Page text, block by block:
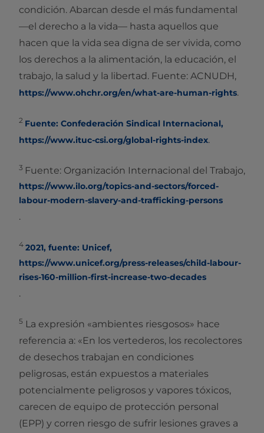
condición. Abarcan desde el más fundamental
—el derecho a la vida— hasta aquellos que
hacen que la vida sea digna de ser vivida, como
los derechos a la alimentación, la educación, el
trabajo, la salud y la libertad. Fuente: ACNUDH,
https://www.ohchr.org/en/what-are-human-rights.
2 Fuente: Confederación Sindical Internacional,
https://www.ituc-csi.org/global-rights-index.
3 Fuente: Organización Internacional del Trabajo,
https://www.ilo.org/topics-and-sectors/forced-
labour-modern-slavery-and-trafficking-persons
.
4 2021, fuente: Unicef,
https://www.unicef.org/press-releases/child-labour-
rises-160-million-first-increase-two-decades
.
5 La expresión «ambientes riesgosos» hace
referencia a: «En los vertederos, los recolectores
de desechos trabajan en condiciones
peligrosas, están expuestos a materiales
potencialmente peligrosos y vapores tóxicos,
carecen de equipo de protección personal
(EPP) y corren riesgo de sufrir lesiones graves a